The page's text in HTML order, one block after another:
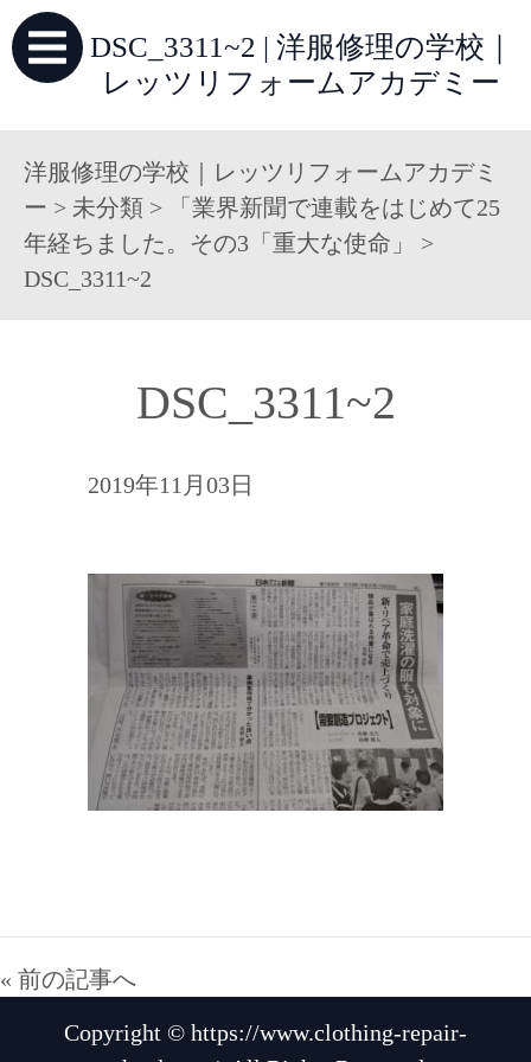
DSC_3311~2 | 洋服修理の学校｜
レッツリフォームアカデミー
洋服修理の学校｜レッツリフォームアカデミ
ー > 未分類 >
「業界新聞で連載をはじめて25
年経ちました。その3「重大な使命」
>
DSC_3311~2
DSC_3311~2
2019年11月03日
« 前の記事へ
Copyright © https://www.clothing-repair-